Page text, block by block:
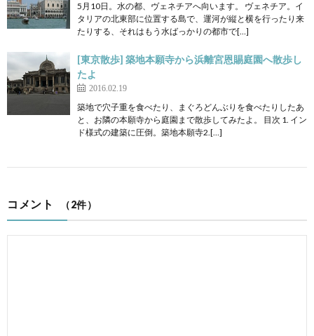
5月10日。水の都、ヴェネチアへ向います。 ヴェネチア。イ
タリアの北東部に位置する島で、運河が縦と横を行ったり来
たりする、それはもう水ばっかりの都市で[…]
[東京散歩] 築地本願寺から浜離宮恩賜庭園へ散歩し
たよ
2016.02.19
築地で穴子重を食べたり、まぐろどんぶりを食べたりしたあ
と、お隣の本願寺から庭園まで散歩してみたよ。 目次 1. イン
ド様式の建築に圧倒。築地本願寺2.[…]
コメント （2件）